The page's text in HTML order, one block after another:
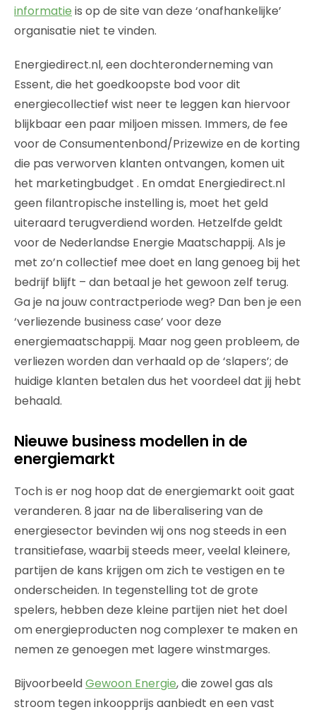
informatie is op de site van deze ‘onafhankelijke’
organisatie niet te vinden.
Energiedirect.nl, een dochteronderneming van
Essent, die het goedkoopste bod voor dit
energiecollectief wist neer te leggen kan hiervoor
blijkbaar een paar miljoen missen. Immers, de fee
voor de Consumentenbond/Prizewize en de korting
die pas verworven klanten ontvangen, komen uit
het marketingbudget . En omdat Energiedirect.nl
geen filantropische instelling is, moet het geld
uiteraard terugverdiend worden. Hetzelfde geldt
voor de Nederlandse Energie Maatschappij. Als je
met zo’n collectief mee doet en lang genoeg bij het
bedrijf blijft – dan betaal je het gewoon zelf terug.
Ga je na jouw contractperiode weg? Dan ben je een
‘verliezende business case’ voor deze
energiemaatschappij. Maar nog geen probleem, de
verliezen worden dan verhaald op de ‘slapers’; de
huidige klanten betalen dus het voordeel dat jij hebt
behaald.
Nieuwe business modellen in de
energiemarkt
Toch is er nog hoop dat de energiemarkt ooit gaat
veranderen. 8 jaar na de liberalisering van de
energiesector bevinden wij ons nog steeds in een
transitiefase, waarbij steeds meer, veelal kleinere,
partijen de kans krijgen om zich te vestigen en te
onderscheiden. In tegenstelling tot de grote
spelers, hebben deze kleine partijen niet het doel
om energieproducten nog complexer te maken en
nemen ze genoegen met lagere winstmarges.
BijvoorbeeldGewoon Energie, die zowel gas als
stroom tegen inkoopprijs aanbiedt en een vast